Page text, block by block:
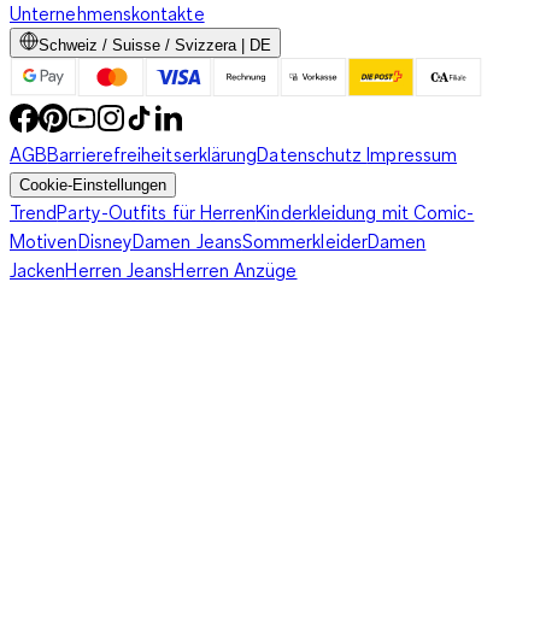
Unternehmenskontakte
Schweiz / Suisse / Svizzera | DE
AGBBarrierefreiheitserklärungDatenschutzImpressum
Cookie-Einstellungen
TrendParty-Outfits für HerrenKinderkleidung mit Comic-
MotivenDisneyDamen JeansSommerkleiderDamen
JackenHerren JeansHerren Anzüge